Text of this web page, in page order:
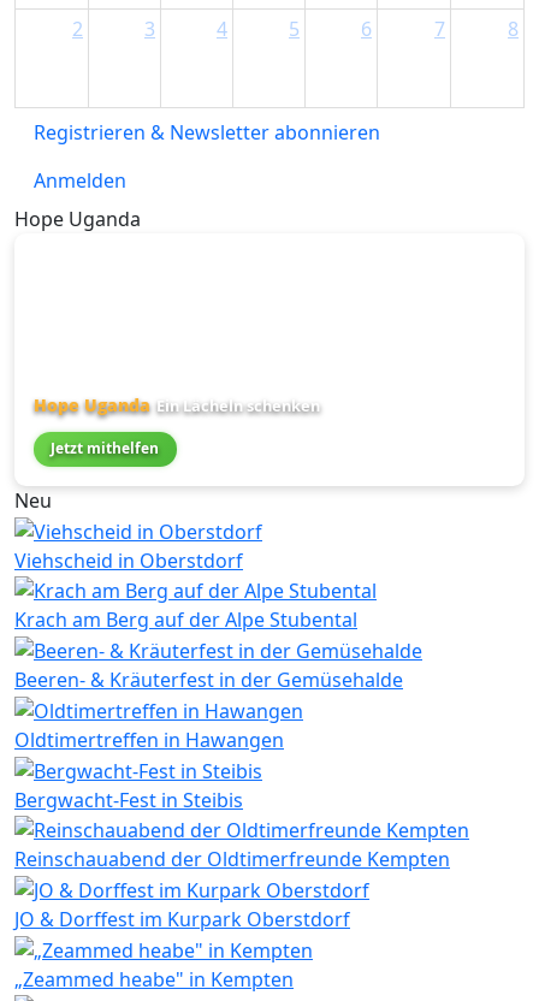
2 3 4 5 6 7 8
Registrieren & Newsletter abonnieren
Anmelden
Hope Uganda
Hope Uganda Ein Lächeln schenken
Jetzt mithelfen
Neu
Viehscheid in Oberstdorf
Krach am Berg auf der Alpe Stubental
Beeren- & Kräuterfest in der Gemüsehalde
Oldtimertreffen in Hawangen
Bergwacht-Fest in Steibis
Reinschauabend der Oldtimerfreunde Kempten
JO & Dorffest im Kurpark Oberstdorf
„Zeammed heabe" in Kempten